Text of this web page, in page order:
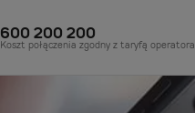
600 200 200
Koszt połączenia zgodny z taryfą operatora